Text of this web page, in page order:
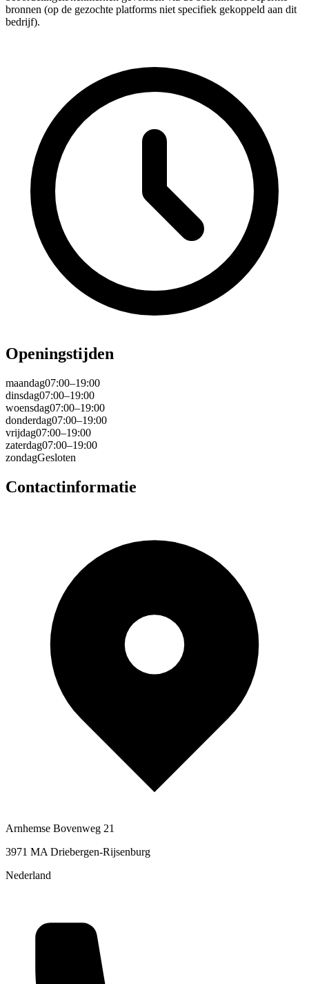
bronnen (op de gezochte platforms niet specifiek gekoppeld aan dit
bedrijf).
Openingstijden
maandag07:00–19:00
dinsdag07:00–19:00
woensdag07:00–19:00
donderdag07:00–19:00
vrijdag07:00–19:00
zaterdag07:00–19:00
zondagGesloten
Contactinformatie
Arnhemse Bovenweg 21
3971 MA Driebergen-Rijsenburg
Nederland